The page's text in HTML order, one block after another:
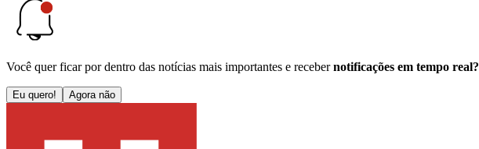
Você quer ficar por dentro das notícias mais importantes e receber notificações em tempo real?
Eu quero! Agora não